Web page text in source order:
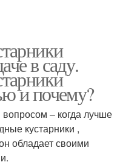
в саду.
и почему?
– когда лучше
кустарники ,
обладает своими